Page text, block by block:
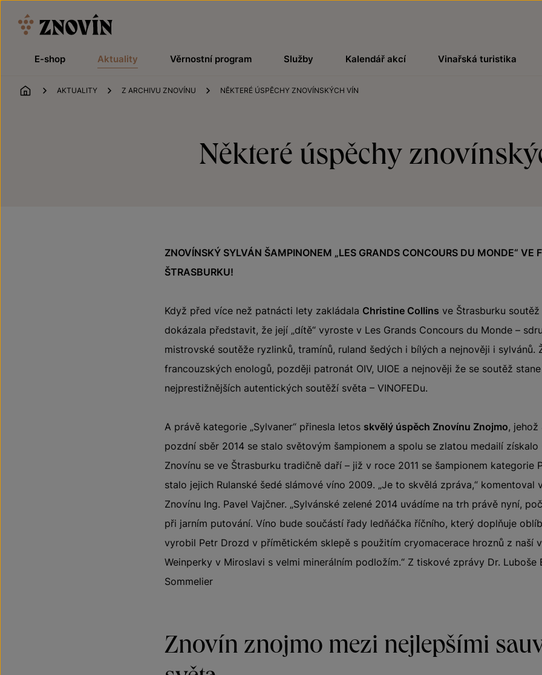
E-shop Aktuality Věrnostní program Služby Kalendář akcí Vinařská turistika
ÚVOD
AKTUALITY Z ARCHIVU ZNOVÍNU NĚKTERÉ ÚSPĚCHY ZNOVÍNSKÝCH VÍN
Některé úspěchy
ZNOVÍNSKÝ SYLVÁN ŠAMPINONEM „LES GRANDS CONCOURS DU MONDE“ VE
ŠTRASBURKU!
Když před více než patnácti lety zakládala Christine Collins ve Štrasburku
dokázala představit, že její „dítě“ vyroste v Les Grands Concours du Monde –
mistrovské soutěže ryzlinků, tramínů, ruland šedých i bílých a nejnověji i sylvánů.
francouzských enologů, později patronát OIV, UIOE a nejnověji že se soutěž
nejprestižnějších autentických soutěží světa – VINOFEDu.
A právě kategorie „Sylvaner“ přinesla letos skvělý úspěch Znovínu Znojmo, jehož
pozdní sběr 2014 se stalo světovým šampionem a spolu se zlatou medailí získalo
Znovínu se ve Štrasburku tradičně daří – již v roce 2011 se šampionem kategorie
stalo jejich Rulanské šedé slámové víno 2009. „Je to skvělá zpráva,“ komentoval
Znovínu Ing. Pavel Vajčner. „Sylvánské zelené 2014 uvádíme na trh právě nyní,
při jarním putování. Víno bude součástí řady ledňáčka říčního, který doplňuje
vyrobil Petr Drozd v přímětickém sklepě s použitím cryomacerace hroznů z naší
Weinperky v Miroslavi s velmi minerálním podložím.“ Z tiskové zprávy Dr. Luboše
Sommelier
Znovín znojmo mezi nejlepšími